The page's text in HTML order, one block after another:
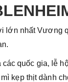
lớn nhất Vương
quốc gia, lễ
kẹp thịt dành